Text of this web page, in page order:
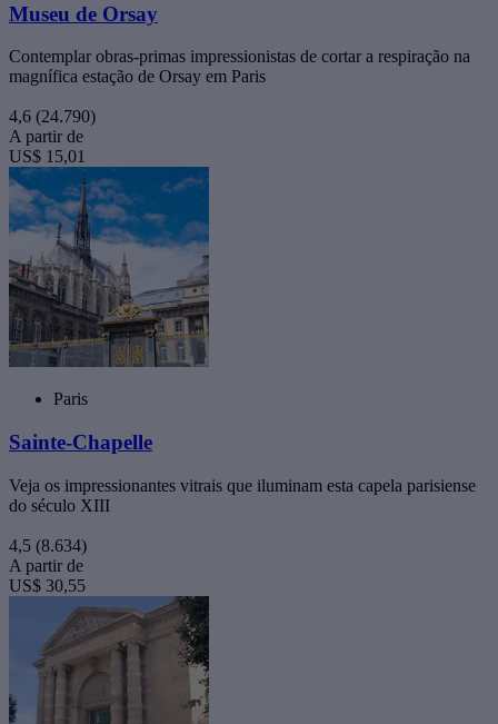
Museu de Orsay
Contemplar obras-primas impressionistas de cortar a respiração na
magnífica estação de Orsay em Paris
4,6 (24.790)
A partir de
US$ 15,01
Paris
Sainte-Chapelle
Veja os impressionantes vitrais que iluminam esta capela parisiense
do século XIII
4,5 (8.634)
A partir de
US$ 30,55